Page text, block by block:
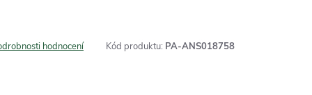
hodnocení Kód produktu: PA-ANS018758